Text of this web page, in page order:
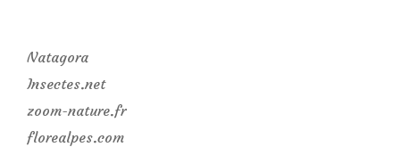
Natagora
Insectes.net
zoom-nature.fr
florealpes.com